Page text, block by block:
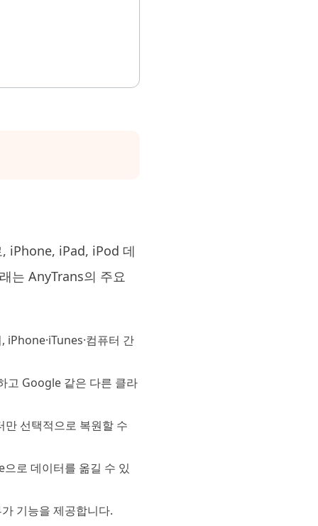
iPhone, iPad, iPod 데
는 AnyTrans의 주요
iPhone·iTunes·컴퓨터 간
고 Google 같은 다른 클라
선택적으로 복원할 수
로 데이터를 옮길 수 있
기능을 제공합니다.